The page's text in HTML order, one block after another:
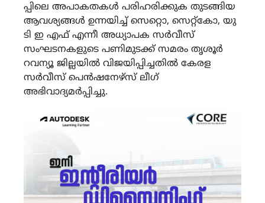
പ്പിലെ അപാകതകൾ പരിഹരിക്കുക തുടങ്ങിയ
ആവശ്യങ്ങൾ ഉന്നയിച്ച് സെറ്റൊ, സെറ്റ്കോ, യു
ടി ഇ എഫ് എന്നീ അധ്യാപക സർവീസ്
സംഘടനകളുടെ പണിമുടക്ക് സമരം തൃശൂർ
റവന്യൂ ജില്ലയിൽ വിജയിപ്പിച്ചതിൽ കേരള
സർവീസ് പെൻഷനേഴ്‌സ് ലീഗ്
അഭിവാദ്യമർപ്പിച്ചു.